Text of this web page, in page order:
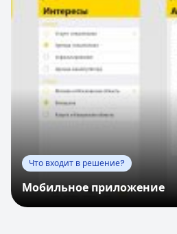
Что входит в решение?
Мобильное приложение